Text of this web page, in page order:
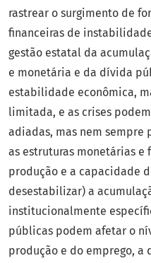
rastrear o surgimento de
financeiras de
gestão estatal da
e monetária e da dívida
estabilidade econômica,
limitada, e as crises
adiadas, mas nem sempre
as estruturas monetárias e
produção e a capacidade
desestabilizar) a
institucionalmente
públicas podem afetar o
produção e do emprego, a